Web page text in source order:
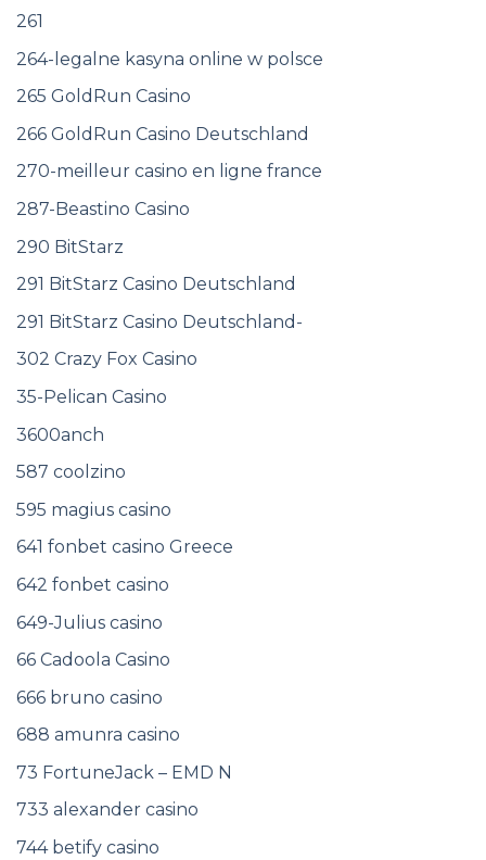
261
264-legalne kasyna online w polsce
265 GoldRun Casino
266 GoldRun Casino Deutschland
270-meilleur casino en ligne france
287-Beastino Casino
290 BitStarz
291 BitStarz Casino Deutschland
291 BitStarz Casino Deutschland-
302 Crazy Fox Casino
35-Pelican Casino
3600anch
587 coolzino
595 magius casino
641 fonbet casino Greece
642 fonbet casino
649-Julius casino
66 Cadoola Casino
666 bruno casino
688 amunra casino
73 FortuneJack – EMD N
733 alexander casino
744 betify casino